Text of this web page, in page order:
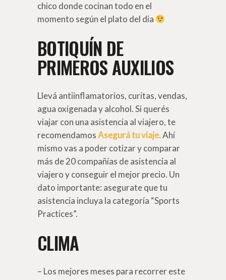
chico donde cocinan todo en el
momento según el plato del dia
BOTIQUÍN DE
PRIMEROS AUXILIOS
Llevá antiinflamatorios, curitas, vendas,
agua oxigenada y alcohol. Si querés
viajar con una asistencia al viajero, te
recomendamosAsegurá tu viaje.Ahí
mismo vas a poder cotizar y comparar
más de 20 compañías de asistencia al
viajero y conseguir el mejor precio. Un
dato importante: asegurate que tu
asistencia incluya la categoría “Sports
Practices”.
CLIMA
– Los mejores meses para recorrer este